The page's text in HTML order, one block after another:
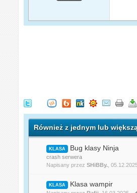
Również z jednym lub
KLASA Bug klasy Ninja
crash serwera
Napisany przezSHiBBy. ,
KLASA Klasa wampir